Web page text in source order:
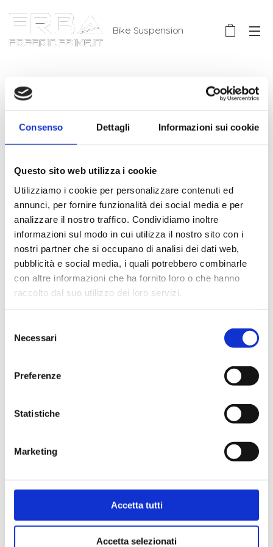
Consenso Dettagli Informazioni sui cookie
Questo sito web utilizza i cookie
Utilizziamo i cookie per personalizzare contenuti ed
annunci, per fornire funzionalità dei social media e per
analizzare il nostro traffico. Condividiamo inoltre
informazioni sul modo in cui utilizza il nostro sito con i
nostri partner che si occupano di analisi dei dati web,
pubblicità e social media, i quali potrebbero combinarle
con altre informazioni che ha fornito loro o che hanno
raccolto dal suo utilizzo dei loro servizi.
delNecessari
Preferenze
Statistiche
Marketing
Accetta tutti
Accetta selezionati
Bike Suspension
TEST
Aperiam eaque ipsa quae ab illo inventore veritatis et quasi
voluptatem quia voluptas sit aspernatur aut.
15,00€